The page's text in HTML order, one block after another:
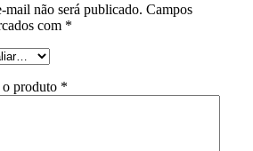
mail não será publicado. Campos
com *
o produto *